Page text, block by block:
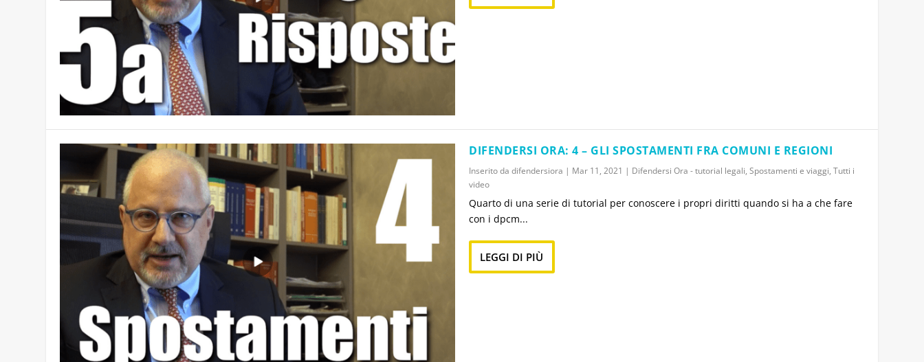
DIFENDERSI ORA: 4 – GLI SPOSTAMENTI FRA COMUNI E REGIONI
Inserito da difendersiora | Mar 11, 2021 | Difendersi Ora - tutorial legali, Spostamenti e viaggi, Tutti i
video
Quarto di una serie di tutorial per conoscere i propri diritti quando si ha a che fare
con i dpcm...
LEGGI DI PIÙ